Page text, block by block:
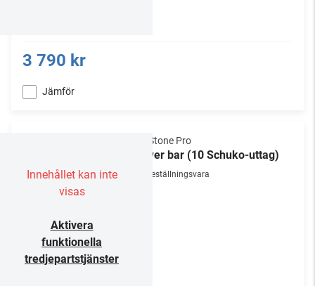
3 790 kr
Jämför
Innehållet kan inte
visas
Aktivera
funktionella
tredjepartstjänster
NorStone Pro
Power bar (10 Schuko-uttag)
Beställningsvara